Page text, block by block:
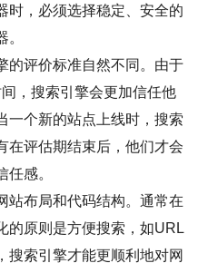
时，必须选择稳定、安全的
。
的评价标准自然不同。由于
，搜索引擎会更加信任他
一个新的站点上线时，搜索
在评估期结束后，他们才会
任感。
站布局和代码结构。通常在
的原则是方便搜索，如URL
搜索引擎才能更顺利地对网